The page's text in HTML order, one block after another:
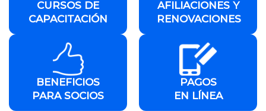
CURSOS DE
CAPACITACIÓN
AFILIACIONES Y
RENOVACIONES
BENEFICIOS
PARA SOCIOS
PAGOS
EN LÍNEA